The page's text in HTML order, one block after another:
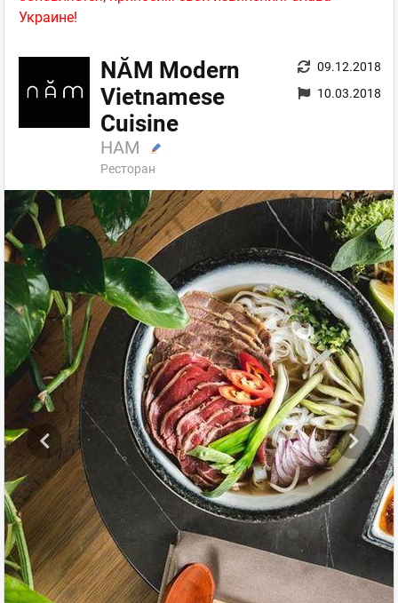
Украине!
NĂM Modern
Vietnamese
Cuisine
НАМ
Ресторан
09.12.2018
10.03.2018